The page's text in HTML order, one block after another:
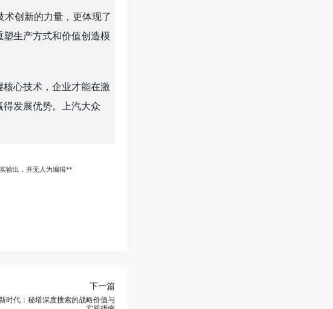
创新的力量，更体现了
生产方式和价值创造模
心技术，企业才能在激
发展优势。上汽大众
输出，并无人为编辑**
下一篇
时代：秘塔深度搜索的战略价值与